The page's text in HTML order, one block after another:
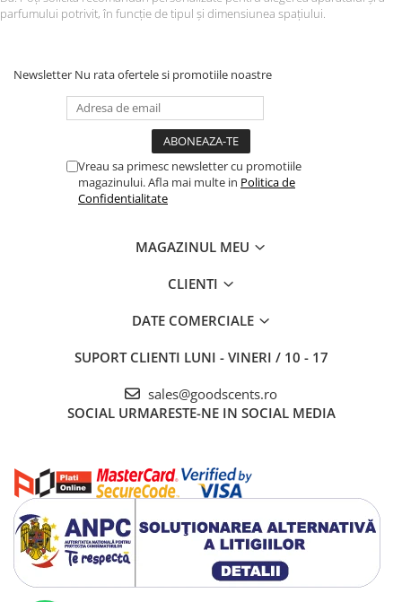
parfumului potrivit, în funcție de tipul și dimensiunea spațiului.
Newsletter Nu rata ofertele si promotiile noastre
Vreau sa primesc newsletter cu promotiile
magazinului. Afla mai multe in Politica de
Confidentialitate
MAGAZINUL MEU
CLIENTI
DATE COMERCIALE
SUPORT CLIENTI LUNI - VINERI / 10 - 17
sales@goodscents.ro
SOCIAL URMARESTE-NE IN SOCIAL MEDIA